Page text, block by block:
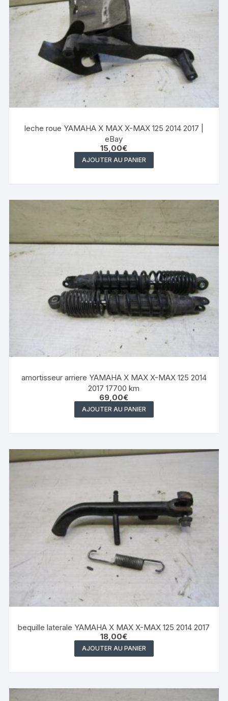
leche roue YAMAHA X MAX X-MAX 125 2014 2017 |
eBay
15,00€
AJOUTER AU PANIER
amortisseur arriere YAMAHA X MAX X-MAX 125 2014
2017 17700 km
69,00€
AJOUTER AU PANIER
bequille laterale YAMAHA X MAX X-MAX 125 2014 2017
18,00€
AJOUTER AU PANIER